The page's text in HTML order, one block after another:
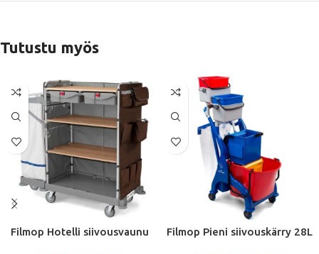
Tutustu myös
Filmop Hotelli siivousvaunu Filmop Pieni siivouskärry 28L